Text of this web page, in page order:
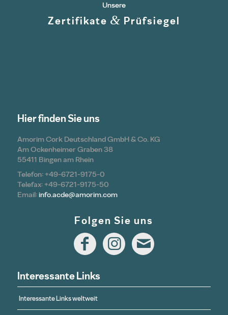
Unsere
Zertifikate & Prüfsiegel
Hier finden Sie uns
Amorim Cork Deutschland GmbH & Co. KG
Am Ockenheimer Graben 38
55411 Bingen am Rhein
Telefon: +49-6721-9175-0
Telefax: +49-6721-9175-50
Email:info.acde@amorim.com
Folgen Sie uns
Interessante Links
Interessante Links weltweit